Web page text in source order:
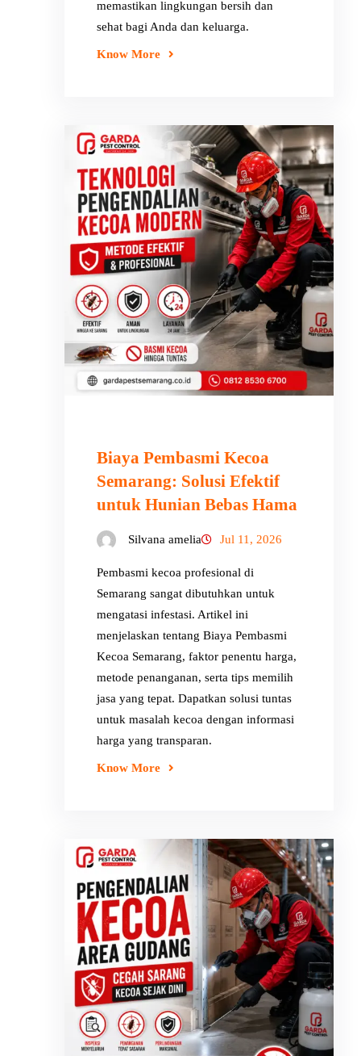
memastikan lingkungan bersih dan
sehat bagi Anda dan keluarga.
Know More
Biaya Pembasmi Kecoa
Semarang: Solusi Efektif
untuk Hunian Bebas Hama
Silvana amelia Jul 11, 2026
Pembasmi kecoa profesional di
Semarang sangat dibutuhkan untuk
mengatasi infestasi. Artikel ini
menjelaskan tentang Biaya Pembasmi
Kecoa Semarang, faktor penentu harga,
metode penanganan, serta tips memilih
jasa yang tepat. Dapatkan solusi tuntas
untuk masalah kecoa dengan informasi
harga yang transparan.
Know More